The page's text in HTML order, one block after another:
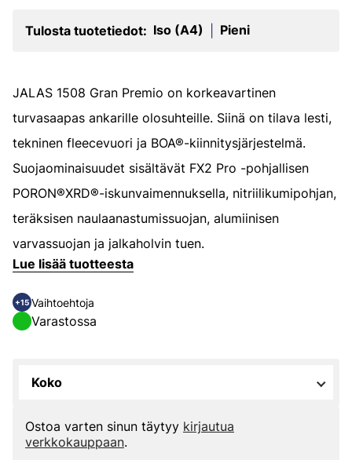
Tulosta tuotetiedot: Iso (A4) Pieni
JALAS 1508 Gran Premio on korkeavartinen
turvasaapas ankarille olosuhteille. Siinä on tilava lesti,
tekninen fleecevuori ja BOA®-kiinnitysjärjestelmä.
Suojaominaisuudet sisältävät FX2 Pro -pohjallisen
PORON®XRD®-iskunvaimennuksella, nitriilikumipohjan,
teräksisen naulaanastumissuojan, alumiinisen
varvassuojan ja jalkaholvin tuen.
Lue lisää tuotteesta
+15 Vaihtoehtoja
Varastossa
Koko
Ostoa varten sinun täytyy kirjautua
verkkokauppaan.